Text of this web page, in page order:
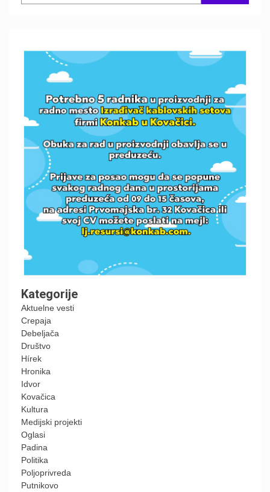
Kategorije
Aktuelne vesti
Crepaja
Debeljača
Društvo
Hírek
Hronika
Idvor
Kovačica
Kultura
Medijski projekti
Oglasi
Padina
Politika
Poljoprivreda
Putnikovo